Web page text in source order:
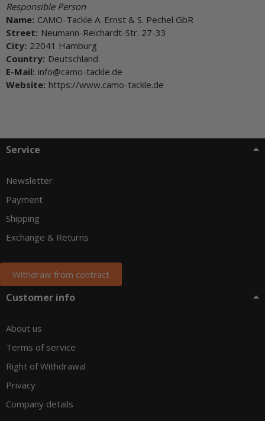
Responsible Person
Name: CAMO-Tackle A. Ernst & S. Pechel GbR
Street: Neumann-Reichardt-Str. 27-33
City: 22041 Hamburg
Country: Deutschland
E-Mail: info@camo-tackle.de
Website: https://www.camo-tackle.de
Service
Newsletter
Payment
Shipping
Exchange & Returns
Withdraw from contract
Customer info
About us
Terms of service
Right of Withdrawal
Privacy
Company details